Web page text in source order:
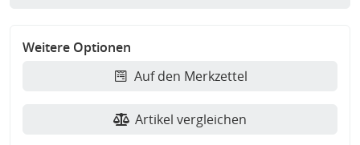
Weitere Optionen
Auf den Merkzettel
Artikel vergleichen